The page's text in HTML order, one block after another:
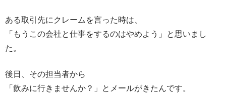
ある取引先にクレームを言った時は、
「もうこの会社と仕事をするのはやめよう」と思いまし
た。
後日、その担当者から
「飲みに行きませんか？」とメールがきたんです。